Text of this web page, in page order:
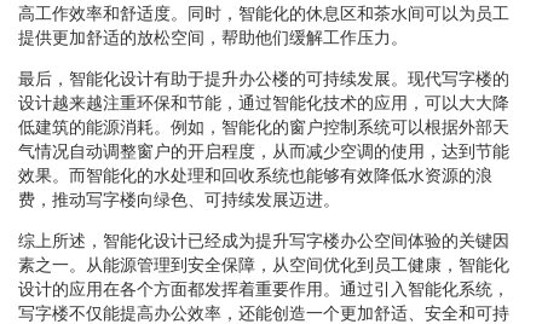
高工作效率和舒适度。同时，智能化的休息区和茶水间可以为员工
提供更加舒适的放松空间，帮助他们缓解工作压力。
最后，智能化设计有助于提升办公楼的可持续发展。现代写字楼的
设计越来越注重环保和节能，通过智能化技术的应用，可以大大降
低建筑的能源消耗。例如，智能化的窗户控制系统可以根据外部天
气情况自动调整窗户的开启程度，从而减少空调的使用，达到节能
效果。而智能化的水处理和回收系统也能够有效降低水资源的浪
费，推动写字楼向绿色、可持续发展迈进。
综上所述，智能化设计已经成为提升写字楼办公空间体验的关键因
素之一。从能源管理到安全保障，从空间优化到员工健康，智能化
设计的应用在各个方面都发挥着重要作用。通过引入智能化系统，
写字楼不仅能提高办公效率，还能创造一个更加舒适、安全和可持